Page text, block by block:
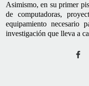
Asimismo, en su primer
de computadoras,
equipamiento necesario
investigación que lleva a